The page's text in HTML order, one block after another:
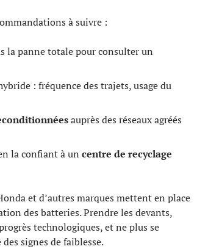
à suivre :
la panne totale pour consulter un
: fréquence des trajets, usage du
auprès des réseaux agréés
la confiant à un centre de recyclage
et d’autres marques mettent en place
des batteries. Prendre les devants,
technologiques, et ne plus se
signes de faiblesse.